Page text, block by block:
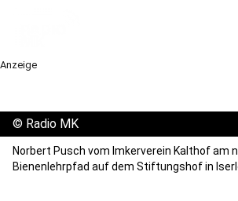
Anzeige
© Radio MK
Norbert Pusch vom Imkerverein Kalthof am
Bienenlehrpfad auf dem Stiftungshof in